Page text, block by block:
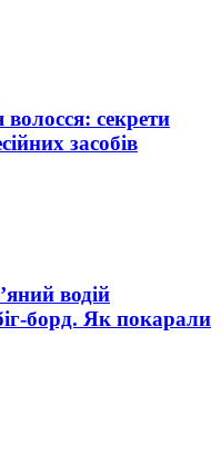
секрети
засобів
водій
борд. Як покарали